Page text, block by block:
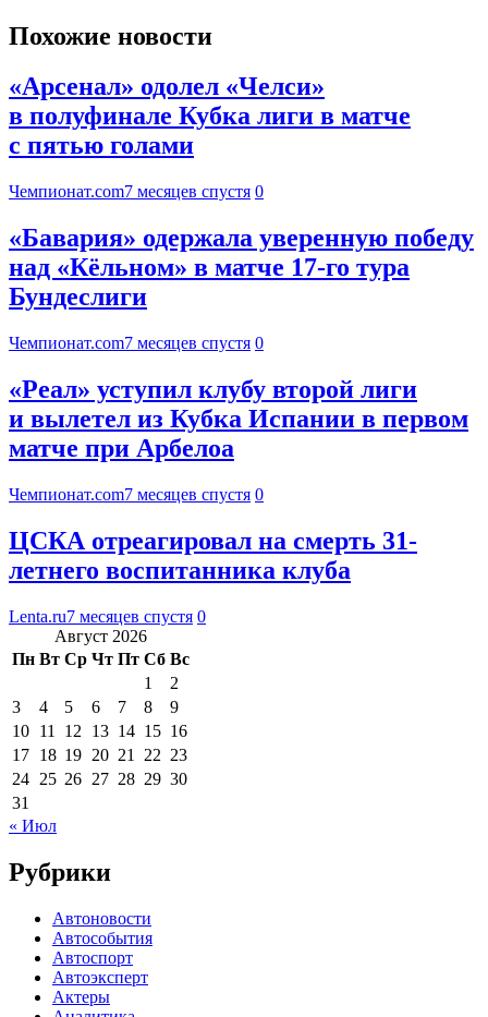
Похожие новости
«Арсенал» одолел «Челси»
в полуфинале Кубка лиги в матче
с пятью голами
Чемпионат.com7 месяцев спустя 0
«Бавария» одержала уверенную победу
над «Кёльном» в матче 17-го тура
Бундеслиги
Чемпионат.com7 месяцев спустя 0
«Реал» уступил клубу второй лиги
и вылетел из Кубка Испании в первом
матче при Арбелоа
Чемпионат.com7 месяцев спустя 0
ЦСКА отреагировал на смерть 31-
летнего воспитанника клуба
Lenta.ru7 месяцев спустя 0
Август 2026
Пн Вт Ср Чт Пт Сб Вс
1
2
3
4 5 6 7 8
9
10 11 12 13 14 15 16
17 18 19 20 21 22 23
24 25 26 27 28 29 30
31
« Июл
Рубрики
Автоновости
Автособытия
Автоспорт
Автоэксперт
Актеры